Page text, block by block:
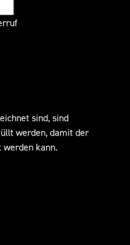
sind, sind
werden, damit der
kann.